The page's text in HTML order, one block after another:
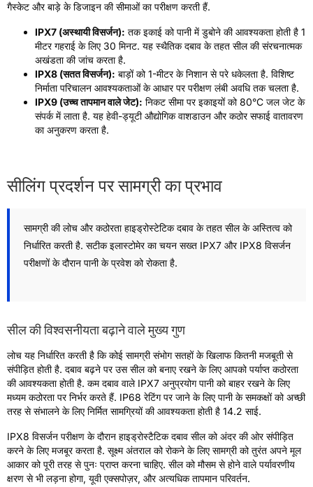
गैस्केट और बाड़े के डिजाइन की सीमाओं का परीक्षण करती हैं.
IPX7 (अस्थायी विसर्जन): तक इकाई को पानी में डुबोने की आवश्यकता होती है 1
मीटर गहराई के लिए 30 मिनट. यह स्थैतिक दबाव के तहत सील की संरचनात्मक
अखंडता की जांच करता है.
IPX8 (सतत विसर्जन): बाड़ों को 1-मीटर के निशान से परे धकेलता है. विशिष्ट
निर्माता परिचालन आवश्यकताओं के आधार पर परीक्षण लंबी अवधि तक चलता है.
IPX9 (उच्च तापमान वाले जेट): निकट सीमा पर इकाइयों को 80°C जल जेट के
संपर्क में लाता है. यह हेवी-ड्यूटी औद्योगिक वाशडाउन और कठोर सफाई वातावरण
का अनुकरण करता है.
सीलिंग प्रदर्शन पर सामग्री का प्रभाव
सामग्री की लोच और कठोरता हाइड्रोस्टेटिक दबाव के तहत सील के अस्तित्व को
निर्धारित करती है. सटीक इलास्टोमेर का चयन सख्त IPX7 और IPX8 विसर्जन
परीक्षणों के दौरान पानी के प्रवेश को रोकता है.
सील की विश्वसनीयता बढ़ाने वाले मुख्य गुण
लोच यह निर्धारित करती है कि कोई सामग्री संभोग सतहों के खिलाफ कितनी मजबूती से
संपीड़ित होती है. दबाव बढ़ने पर उस सील को बनाए रखने के लिए आपको पर्याप्त कठोरता
की आवश्यकता होती है. कम दबाव वाले IPX7 अनुप्रयोग पानी को बाहर रखने के लिए
मध्यम कठोरता पर निर्भर करते हैं. IP68 रेटिंग पर जाने के लिए पानी के समकक्षों को अच्छी
तरह से संभालने के लिए निर्मित सामग्रियों की आवश्यकता होती है 14.2 साई.
IPX8 विसर्जन परीक्षण के दौरान हाइड्रोस्टैटिक दबाव सील को अंदर की ओर संपीड़ित
करने के लिए मजबूर करता है. सूक्ष्म अंतराल को रोकने के लिए सामग्री को तुरंत अपने मूल
आकार को पूरी तरह से पुनः प्राप्त करना चाहिए. सील को मौसम से होने वाले पर्यावरणीय
क्षरण से भी लड़ना होगा, यूवी एक्सपोज़र, और अत्यधिक तापमान परिवर्तन.